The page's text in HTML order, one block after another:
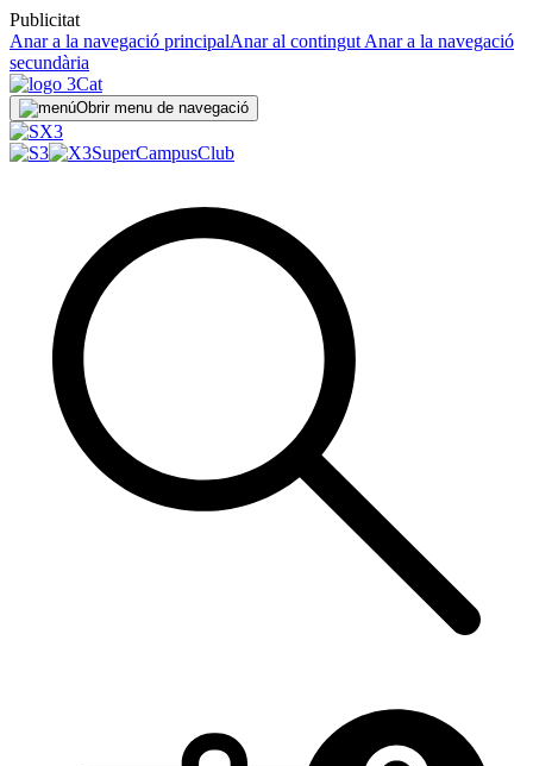
Publicitat
Anar a la navegació principalAnar al contingut Anar a la navegació
secundària
Obrir menu de navegació
SuperCampusClub